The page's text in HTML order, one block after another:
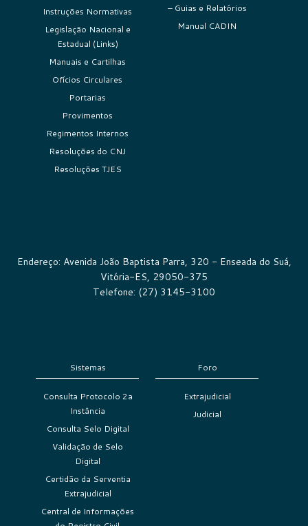
Instruções Normativas
Legislação Nacional e
Estadual (Links)
Manuais e Cartilhas
Ofícios Circulares
Portarias
Provimentos
Regimentos Internos
Resoluções do CNJ
Resoluções TJES
– Guias e Relatórios
Manual CADIN
Endereço: Avenida João Baptista Parra, 320 - Enseada do Suá,
Vitória-ES, 29050-375
Telefone: (27) 3145-3100
Sistemas
Consulta Protocolo 2a
Instância
Consulta Selo Digital
Validação de Selo
Digital
Certidão da Serventia
Extrajudicial
Central de Informações
Foro
Extrajudicial
Judicial